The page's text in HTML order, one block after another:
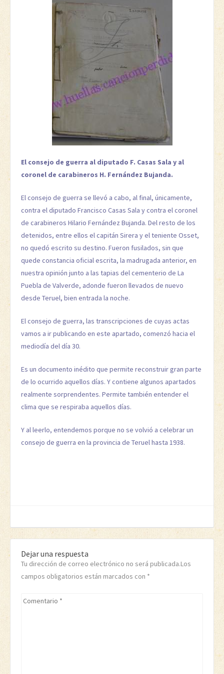
El consejo de guerra al diputado F. Casas Sala y al
coronel de carabineros H. Fernández Bujanda.
El consejo de guerra se llevó a cabo, al final, únicamente,
contra el diputado Francisco Casas Sala y contra el coronel
de carabineros Hilario Fernández Bujanda. Del resto de los
detenidos, entre ellos el capitán Sirera y el teniente Osset,
no quedó escrito su destino. Fueron fusilados, sin que
quede constancia oficial escrita, la madrugada anterior, en
nuestra opinión junto a las tapias del cementerio de La
Puebla de Valverde, adonde fueron llevados de nuevo
desde Teruel, bien entrada la noche.
El consejo de guerra, las transcripciones de cuyas actas
vamos a ir publicando en este apartado, comenzó hacia el
mediodía del día 30.
Es un documento inédito que permite reconstruir gran parte
de lo ocurrido aquellos días. Y contiene algunos apartados
realmente sorprendentes. Permite también entender el
clima que se respiraba aquellos días.
Y al leerlo, entendemos porque no se volvió a celebrar un
consejo de guerra en la provincia de Teruel hasta 1938.
Dejar una respuesta
Tu dirección de correo electrónico no será publicada.Los
campos obligatorios están marcados con *
Comentario